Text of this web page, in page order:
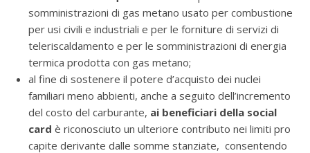
somministrazioni di gas metano usato per combustione
per usi civili e industriali e per le forniture di servizi di
teleriscaldamento e per le somministrazioni di energia
termica prodotta con gas metano;
al fine di sostenere il potere d’acquisto dei nuclei
familiari meno abbienti, anche a seguito dell’incremento
del costo del carburante, ai beneficiari della social
card è riconosciuto un ulteriore contributo nei limiti pro
capite derivante dalle somme stanziate, consentendo